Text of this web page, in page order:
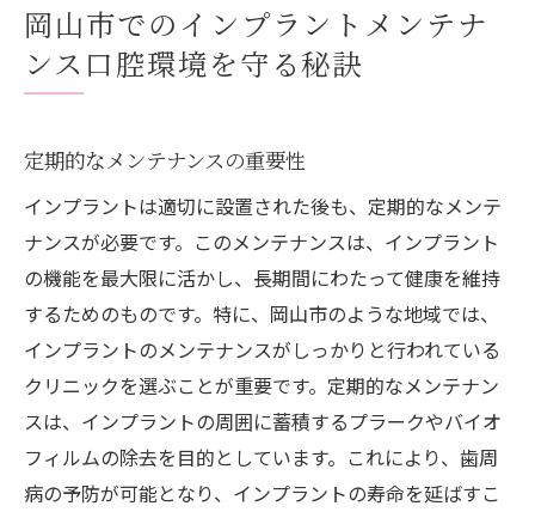
岡山市でのインプラントメンテナ
ンス口腔環境を守る秘訣
定期的なメンテナンスの重要性
インプラントは適切に設置された後も、定期的なメンテ
ナンスが必要です。このメンテナンスは、インプラント
の機能を最大限に活かし、長期間にわたって健康を維持
するためのものです。特に、岡山市のような地域では、
インプラントのメンテナンスがしっかりと行われている
クリニックを選ぶことが重要です。定期的なメンテナン
スは、インプラントの周囲に蓄積するプラークやバイオ
フィルムの除去を目的としています。これにより、歯周
病の予防が可能となり、インプラントの寿命を延ばすこ